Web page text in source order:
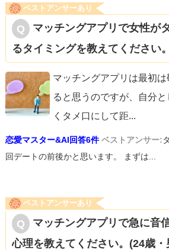
ベストアンサーあり
マッチングアプリで女性が
るタイミングを教えてください
マッチングアプリは最初
ると思うのですが、自分
くタメ口にして距...
恋愛マスター&AI回答6件 ベストアンサー:
回デートの前後かと思います。 まずは...
ベストアンサーあり
マッチングアプリで急に音
心理を教えてください。(24歳・